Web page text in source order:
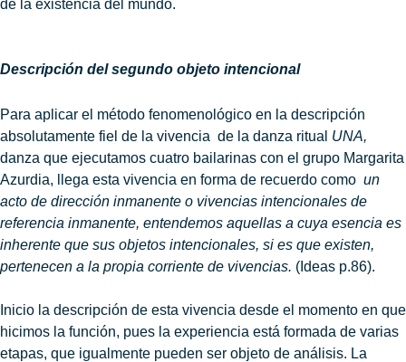
de la existencia del mundo.
Descripción del segundo objeto intencional
Para aplicar el método fenomenológico en la descripción
absolutamente fiel de la vivencia de la danza ritual UNA,
danza que ejecutamos cuatro bailarinas con el grupo Margarita
Azurdia, llega esta vivencia en forma de recuerdo como un
acto de dirección inmanente o vivencias intencionales de
referencia inmanente, entendemos aquellas a cuya esencia es
inherente que sus objetos intencionales, si es que existen,
pertenecen a la propia corriente de vivencias. (Ideas p.86).
Inicio la descripción de esta vivencia desde el momento en que
hicimos la función, pues la experiencia está formada de varias
etapas, que igualmente pueden ser objeto de análisis. La